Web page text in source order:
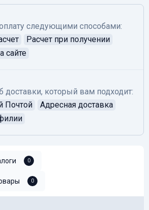
следующими способами:
Расчет при получении
сайте
доставки, который вам подходит:
Почтой
Адресная доставка
0
0